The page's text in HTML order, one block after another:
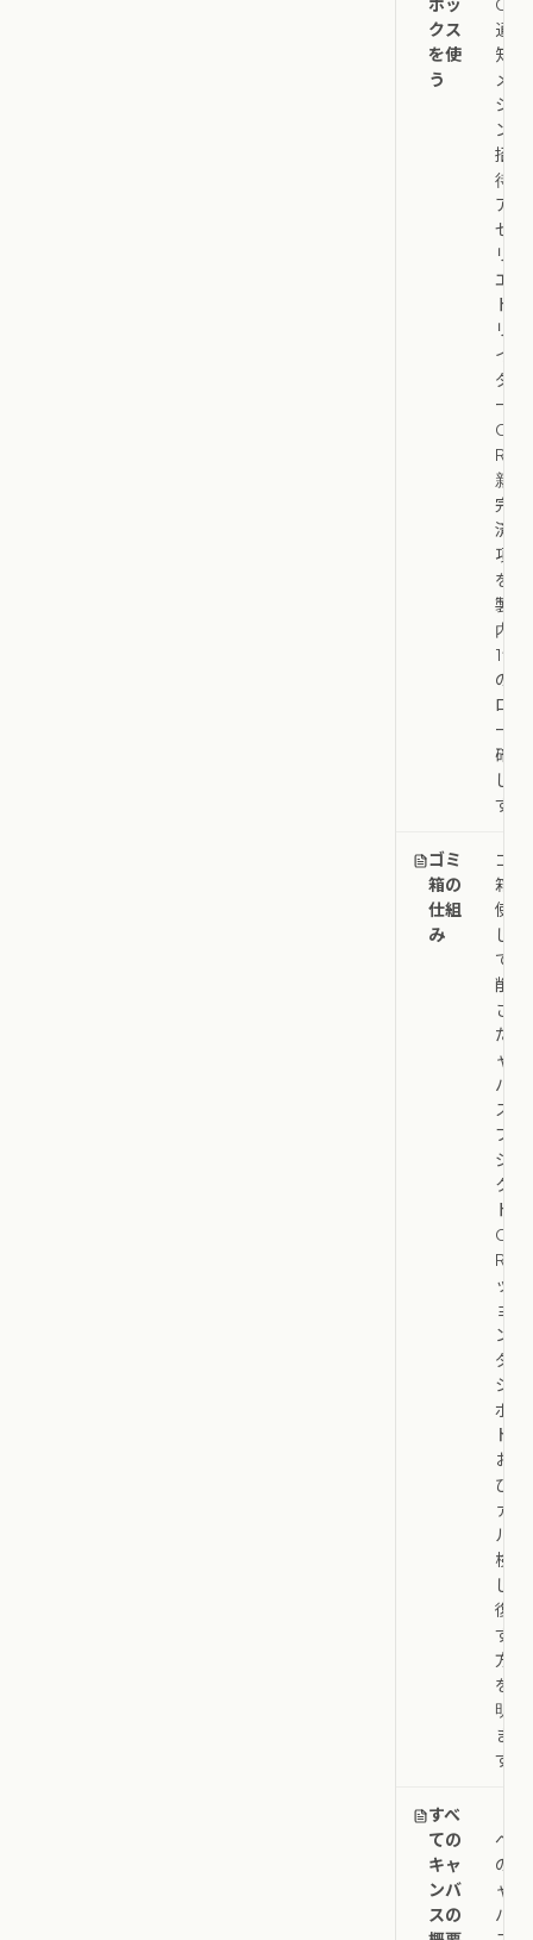
ボッ
クス
を使
う
Oの
通
知、
メン
ショ
ン、
招
待、
アク
セス
リク
エス
ト、
リマ
イン
ダ
ー、
OK
R更
新、
完了
済み
項目
を、
製品
内の
1つ
のド
ロワ
ーで
確認
しま
す。
ゴミ
箱の
仕組
み
ゴミ
箱を
使用
し
て、
削除
され
たキ
ャン
バ
ス、
プロ
ジェ
ク
ト、
OK
Rセ
ッシ
ョ
ン、
ダッ
シュ
ボー
ド、
およ
びフ
ァイ
ルを
検索
して
復元
する
方法
を説
明し
ま
す。
すべ
ての
キャ
ンバ
スの
べて
のキ
ャン
バ